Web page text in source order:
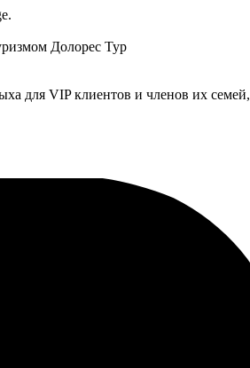
Долорес Тур
для VIP клиентов и членов их семей,